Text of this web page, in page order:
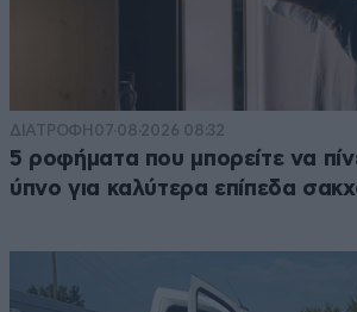
ΔΙΑΤΡΟΦΗ 07·08·2026 08:32
5 ροφήματα που μπορείτε να
ύπνο για καλύτερα επίπεδα